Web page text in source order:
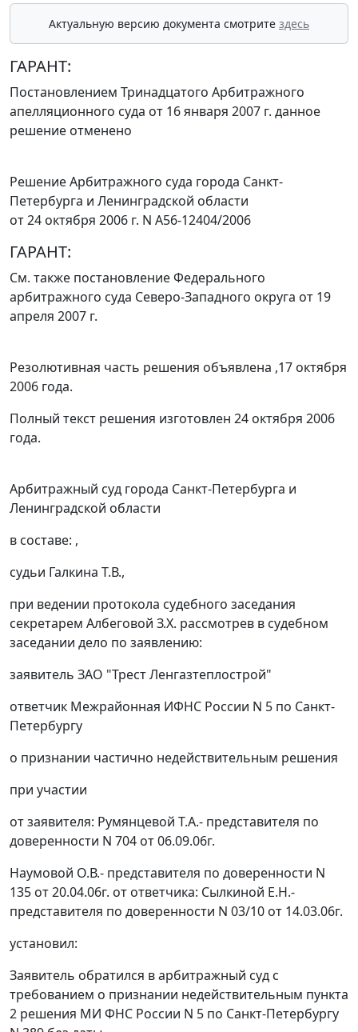
Актуальную версию документа смотрите здесь
ГАРАНТ:
Постановлением Тринадцатого Арбитражного
апелляционного суда от 16 января 2007 г. данное
решение отменено
Решение Арбитражного суда города Санкт-
Петербурга и Ленинградской области
от 24 октября 2006 г. N А56-12404/2006
ГАРАНТ:
См. также постановление Федерального
арбитражного суда Северо-Западного округа от 19
апреля 2007 г.
Резолютивная часть решения объявлена ,17 октября
2006 года.
Полный текст решения изготовлен 24 октября 2006
года.
Арбитражный суд города Санкт-Петербурга и
Ленинградской области
в составе: ,
судьи Галкина Т.В.,
при ведении протокола судебного заседания
секретарем Албеговой З.Х. рассмотрев в судебном
заседании дело по заявлению:
заявитель ЗАО "Трест Ленгазтеплострой"
ответчик Межрайонная ИФНС России N 5 по Санкт-
Петербургу
о признании частично недействительным решения
при участии
от заявителя: Румянцевой Т.А.- представителя по
доверенности N 704 от 06.09.06г.
Наумовой О.В.- представителя по доверенности N
135 от 20.04.06г. от ответчика: Сылкиной Е.Н.-
представителя по доверенности N 03/10 от 14.03.06г.
установил:
Заявитель обратился в арбитражный суд с
требованием о признании недействительным пункта
2 решения МИ ФНС России N 5 по Санкт-Петербургу